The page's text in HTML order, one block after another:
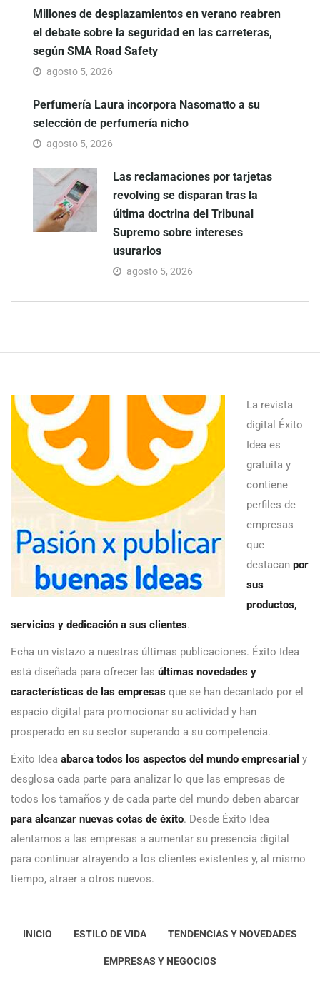
Millones de desplazamientos en verano reabren
el debate sobre la seguridad en las carreteras,
según SMA Road Safety
agosto 5, 2026
Perfumería Laura incorpora Nasomatto a su
selección de perfumería nicho
agosto 5, 2026
Las reclamaciones por tarjetas
revolving se disparan tras la
última doctrina del Tribunal
Supremo sobre intereses
usurarios
agosto 5, 2026
La revista
digital Éxito
Idea es
gratuita y
contiene
perfiles de
empresas
que
destacan por
sus
productos,
servicios y dedicación a sus clientes.
Echa un vistazo a nuestras últimas publicaciones. Éxito Idea
está diseñada para ofrecer las últimas novedades y
características de las empresas que se han decantado por el
espacio digital para promocionar su actividad y han
prosperado en su sector superando a su competencia.
Éxito Idea abarca todos los aspectos del mundo empresarial y
desglosa cada parte para analizar lo que las empresas de
todos los tamaños y de cada parte del mundo deben abarcar
para alcanzar nuevas cotas de éxito. Desde Éxito Idea
alentamos a las empresas a aumentar su presencia digital
para continuar atrayendo a los clientes existentes y, al mismo
tiempo, atraer a otros nuevos.
INICIO ESTILO DE VIDA TENDENCIAS Y NOVEDADES
EMPRESAS Y NEGOCIOS